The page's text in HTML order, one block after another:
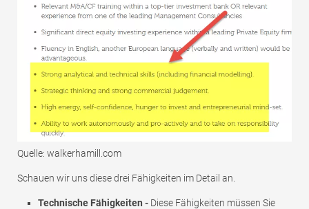
Quelle: walkerhamill.com
Schauen wir uns diese drei Fähigkeiten im Detail an.
Technische Fähigkeiten - Diese Fähigkeiten müssen Sie